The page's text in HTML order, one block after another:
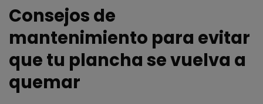
Consejos de
mantenimiento para evitar
que tu plancha se vuelva a
quemar